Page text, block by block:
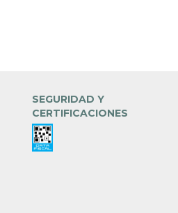
SEGURIDAD Y
CERTIFICACIONES